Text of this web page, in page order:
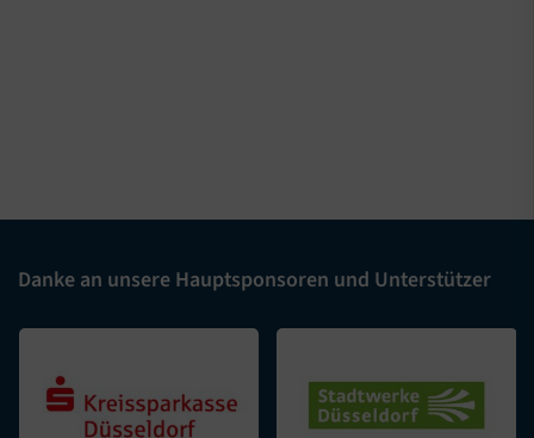
Danke an unsere Hauptsponsoren und Unterstützer